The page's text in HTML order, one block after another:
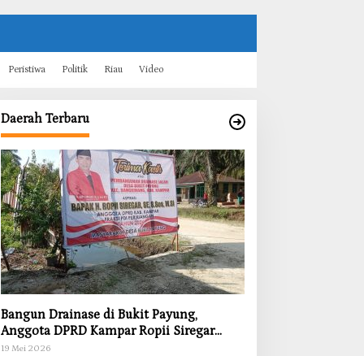
Peristiwa Politik Riau Video
Daerah Terbaru
Bangun Drainase di Bukit Payung,
Anggota DPRD Kampar Ropii Siregar
Dorong Infrastruktur yang Menyentuh
19 Mei 2026